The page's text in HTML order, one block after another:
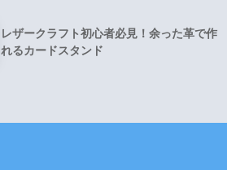
レザークラフト初心者必見！余った革で作
れるカードスタンド